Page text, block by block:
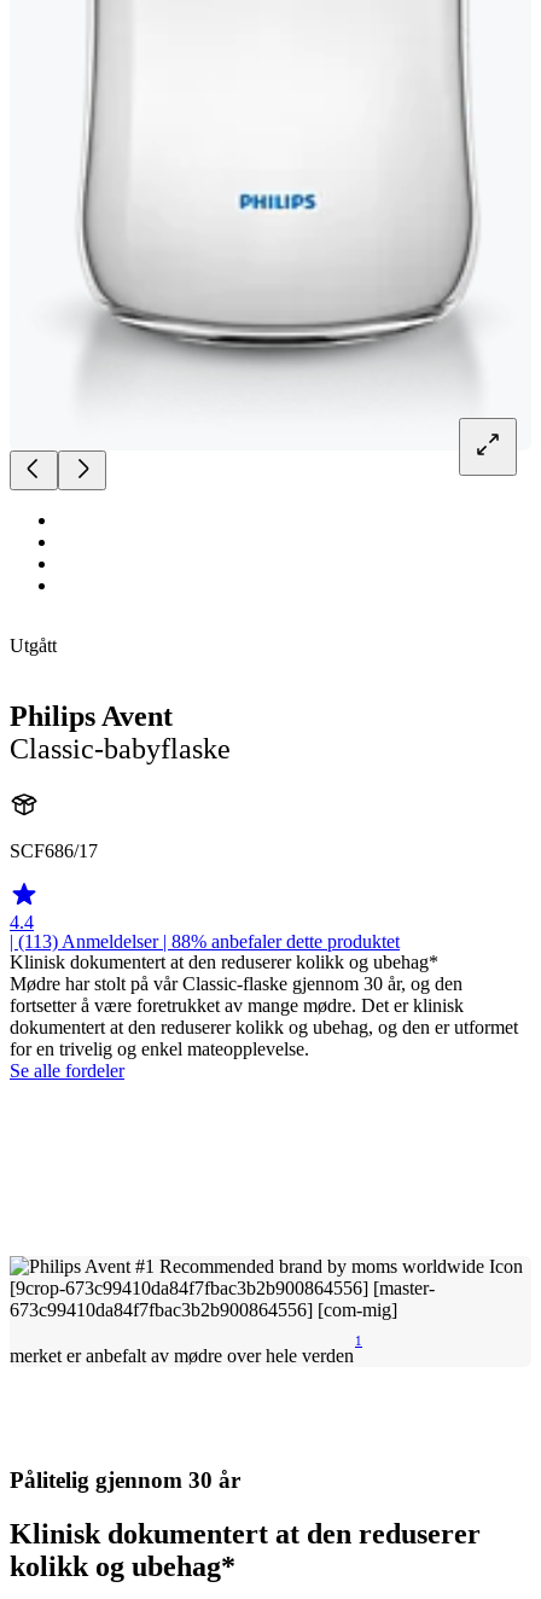
Utgått
Philips Avent
Classic-babyflaske
SCF686/17
4.4
| (113) Anmeldelser| 88% anbefaler dette produktet
Klinisk dokumentert at den reduserer kolikk og ubehag*
Mødre har stolt på vår Classic-flaske gjennom 30 år, og den
fortsetter å være foretrukket av mange mødre. Det er klinisk
dokumentert at den reduserer kolikk og ubehag, og den er utformet
for en trivelig og enkel mateopplevelse.
Se alle fordeler
merket er anbefalt av mødre over hele verden
1
Pålitelig gjennom 30 år
Klinisk dokumentert at den reduserer
kolikk og ubehag*